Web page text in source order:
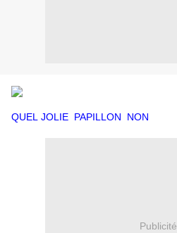
QUEL JOLIE PAPILLON NON
Publicité